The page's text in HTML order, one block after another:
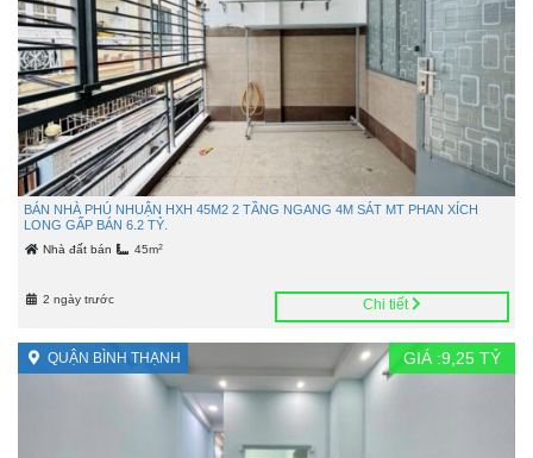
BÁN NHÀ PHÚ NHUẬN HXH 45M2 2 TẦNG NGANG 4M SÁT MT PHAN XÍCH
LONG GẤP BÁN 6.2 TỶ.
Nhà đất bán 45m2
2 ngày trước Chi tiết
QUẬN BÌNH THẠNH GIÁ :9,25 TỶ